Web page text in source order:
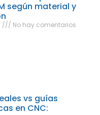
según material y
No hay comentarios
vs guías
en CNC: